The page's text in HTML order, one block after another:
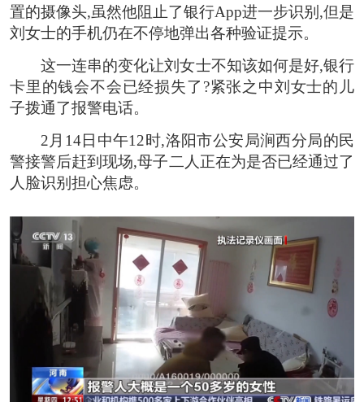
置的摄像头,虽然他阻止了银行App进一步识别,但是
刘女士的手机仍在不停地弹出各种验证提示。
这一连串的变化让刘女士不知该如何是好,银行
卡里的钱会不会已经损失了?紧张之中刘女士的儿
子拨通了报警电话。
2月14日中午12时,洛阳市公安局涧西分局的民
警接警后赶到现场,母子二人正在为是否已经通过了
人脸识别担心焦虑。